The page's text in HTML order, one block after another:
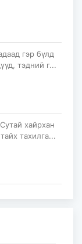
гэр бүлд
тэдний г...
хайрхан
тахилга...